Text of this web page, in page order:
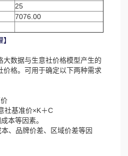
25
7076.00
大数据与生意社价格模型产生的
价格。可用于确定以下两种需求
社基准价×K＋C
本等因素。
、品牌价差、区域价差等因